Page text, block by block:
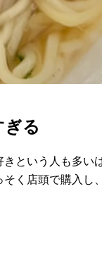
ぎる
という人も多
く店頭で購入し